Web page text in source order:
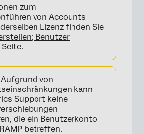
zum
von Accounts
Lizenz finden Sie
Benutzer
Seite.
Aufgrund von
kann
Support keine
die ein Benutzerkonto
betreffen.